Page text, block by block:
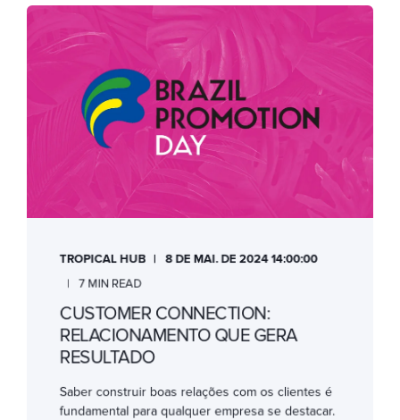
TROPICAL HUB
8 DE MAI. DE 2024 14:00:00
7 MIN READ
CUSTOMER CONNECTION:
RELACIONAMENTO QUE GERA
RESULTADO
Saber construir boas relações com os clientes é
fundamental para qualquer empresa se destacar.